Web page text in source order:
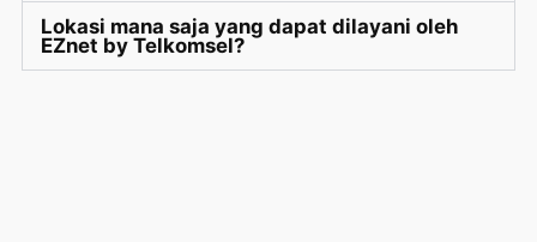
Lokasi mana saja yang dapat dilayani oleh
EZnet by Telkomsel?